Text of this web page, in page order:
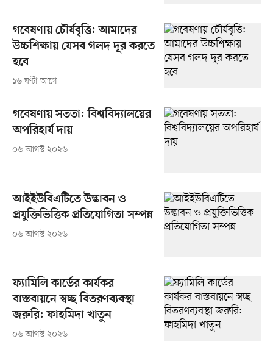
গবেষণায় চৌর্যবৃত্তি: আমাদের
উচ্চশিক্ষায় যেসব গলদ দূর করতে
হবে
১৬ ঘণ্টা আগে
গবেষণায় সততা: বিশ্ববিদ্যালয়ের
অপরিহার্য দায়
০৬ আগস্ট ২০২৬
আইইউবিএটিতে উদ্ভাবন ও
প্রযুক্তিভিত্তিক প্রতিযোগিতা সম্পন্ন
০৬ আগস্ট ২০২৬
ফ্যামিলি কার্ডের কার্যকর
বাস্তবায়নে স্বচ্ছ বিতরণব্যবস্থা
জরুরি: ফাহমিদা খাতুন
০৬ আগস্ট ২০২৬